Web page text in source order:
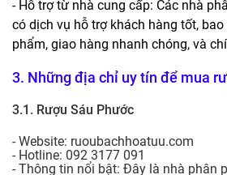
- Hỗ trợ từ nhà cung cấp: Các nhà
có dịch vụ hỗ trợ khách hàng tốt,
phẩm, giao hàng nhanh chóng, và
3. Những địa chỉ uy tín để mua
3.1. Rượu Sáu Phước
- Website: ruoubachhoatuu.com
- Hotline: 092 3177 091
- Thông tin nổi bật: Đây là nhà phân